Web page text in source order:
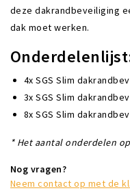
deze dakrandbeveiliging
dak moet werken.
4x SGS Slim
3x SGS Slim
8x SGS Slim
* Het aantal onderdelen
Nog vragen?
Neem contact op met de